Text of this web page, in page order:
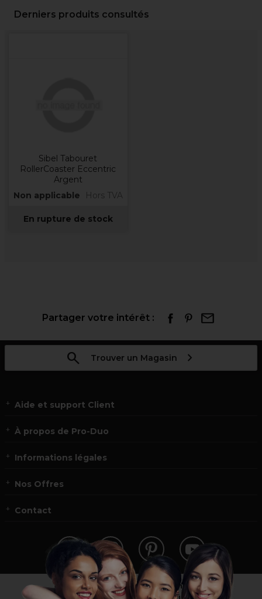
Derniers produits consultés
Sibel Tabouret
RollerCoaster Eccentric
Argent
Non applicable
Hors TVA
En rupture de stock
Partager votre intérêt :
Trouver un Magasin
Aide et support Client
À propos de Pro-Duo
Informations légales
Nos Offres
Contact
Vous n’êtes pas un professionnel ?